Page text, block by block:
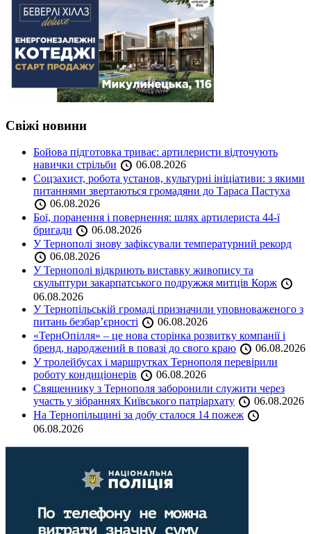
Свіжі новини
Бойова підготовка триває: артилеристи відточують
навички стрільби
06.08.2026
Соцзахист, робота установ, культурні ініціативи: з якими
питаннями звертаються громадяни до Тараса Пастуха
06.08.2026
Бої, поранення і повернення: шлях артилериста 44-ї
бригади
06.08.2026
У Тернополі знову зафіксували температурний рекорд
06.08.2026
У Тернополі відкриють виставку живопису та
скульптури закарпатського подружжя митців Корж
06.08.2026
У Тернопільській громаді призначили уповноваженого з
питань безбар’єрності
06.08.2026
«ТернОпілля» – це нова сторінка розвитку компанії і
бренд, народжений в повазі до свого краю
06.08.2026
У тролейбусах і маршрутках Тернополя перевірили
роботу кондиціонерів
06.08.2026
Священнику з Тернополя заборонили служити через
участь у зібраннях Київського патріархату
06.08.2026
На Тернопільщині за добу сталося 14 пожеж
06.08.2026